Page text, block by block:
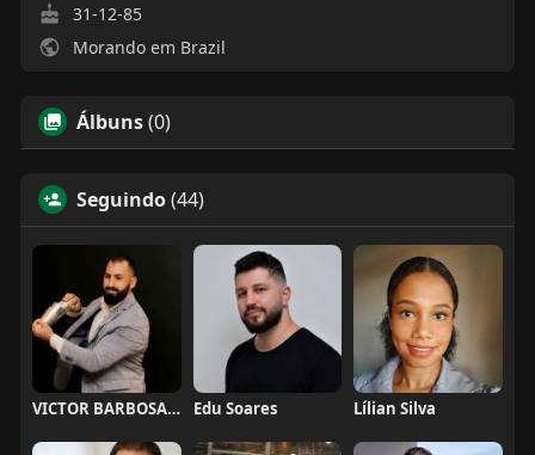
31-12-85
Morando em Brazil
Álbuns(0)
Seguindo(44)
VICTOR BARBOSA QUARANTA Edu Soares Lílian Silva